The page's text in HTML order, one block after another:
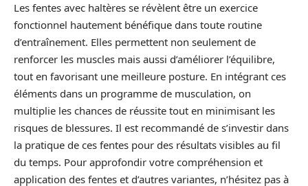
Les fentes avec haltères se révèlent être un exercice
fonctionnel hautement bénéfique dans toute routine
d’entraînement. Elles permettent non seulement de
renforcer les muscles mais aussi d’améliorer l’équilibre,
tout en favorisant une meilleure posture. En intégrant ces
éléments dans un programme de musculation, on
multiplie les chances de réussite tout en minimisant les
risques de blessures. Il est recommandé de s’investir dans
la pratique de ces fentes pour des résultats visibles au fil
du temps. Pour approfondir votre compréhension et
application des fentes et d’autres variantes, n’hésitez pas à